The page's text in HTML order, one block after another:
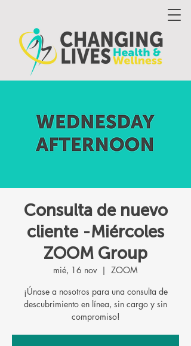
Consulta de nuevo
cliente -Miércoles
ZOOM Group
mié, 16 nov
  |
ZOOM
¡Únase a nosotros para una consulta de
descubrimiento en línea, sin cargo y sin